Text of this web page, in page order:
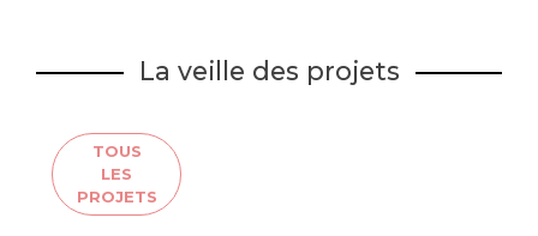
La veille des projets
TOUS
LES
PROJETS